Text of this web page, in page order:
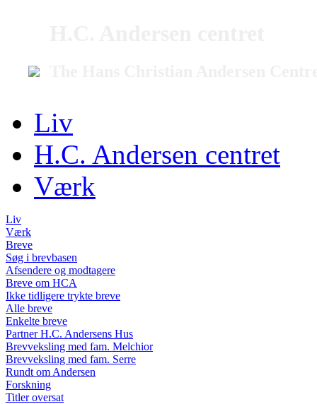
Liv
H.C. Andersen centret
Værk
Liv
Værk
Breve
Søg i brevbasen
Afsendere og modtagere
Breve om HCA
Ikke tidligere trykte breve
Alle breve
Enkelte breve
Partner H.C. Andersens Hus
Brevveksling med fam. Melchior
Brevveksling med fam. Serre
Rundt om Andersen
Forskning
Titler oversat